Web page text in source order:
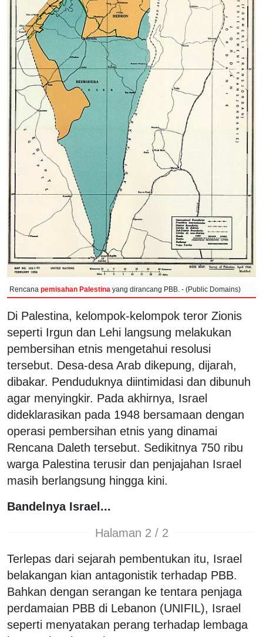
Rencana pemisahan Palestina yang dirancang PBB. - (Public Domains)
Di Palestina, kelompok-kelompok teror Zionis
seperti Irgun dan Lehi langsung melakukan
pembersihan etnis mengetahui resolusi
tersebut. Desa-desa Arab dikepung, dijarah,
dibakar. Penduduknya diintimidasi dan dibunuh
agar menyingkir. Pada akhirnya, Israel
dideklarasikan pada 1948 bersamaan dengan
operasi pembersihan etnis yang dinamai
Rencana Daleth tersebut. Sedikitnya 750 ribu
warga Palestina terusir dan penjajahan Israel
masih berlangsung hingga kini.
Bandelnya Israel...
Halaman 2 / 2
Terlepas dari sejarah pembentukan itu, Israel
belakangan kian antagonistik terhadap PBB.
Bahkan dengan serangan ke tentara penjaga
perdamaian PBB di Lebanon (UNIFIL), Israel
seperti menyatakan perang terhadap lembaga